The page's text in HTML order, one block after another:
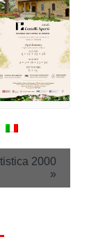
2000
»